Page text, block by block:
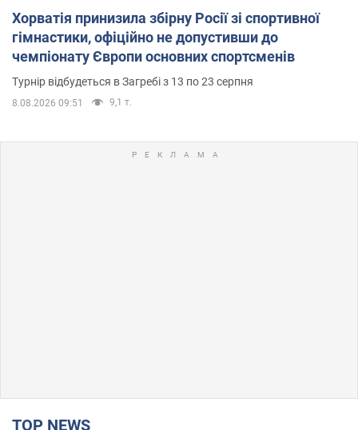
Хорватія принизила збірну Росії зі спортивної
гімнастики, офіційно не допустивши до
чемпіонату Європи основних спортсменів
Турнір відбудеться в Загребі з 13 по 23 серпня
8.08.2026 09:51 9,1 т.
TOP NEWS